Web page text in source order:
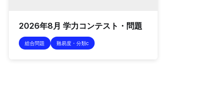
2026年8月 学力コンテスト・問題
総合問題 難易度・分類c